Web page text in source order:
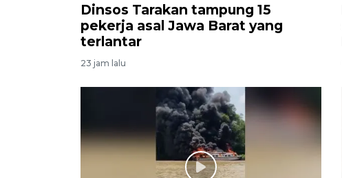
Dinsos Tarakan tampung 15
pekerja asal Jawa Barat yang
terlantar
23 jam lalu